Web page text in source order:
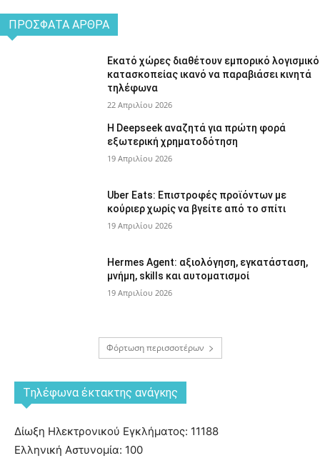
ΠΡΌΣΦΑΤΑ ΆΡΘΡΑ
Εκατό χώρες διαθέτουν εμπορικό λογισμικό
κατασκοπείας ικανό να παραβιάσει κινητά
τηλέφωνα
22 Απριλίου 2026
Η Deepseek αναζητά για πρώτη φορά
εξωτερική χρηματοδότηση
19 Απριλίου 2026
Uber Eats: Επιστροφές προϊόντων με
κούριερ χωρίς να βγείτε από το σπίτι
19 Απριλίου 2026
Hermes Agent: αξιολόγηση, εγκατάσταση,
μνήμη, skills και αυτοματισμοί
19 Απριλίου 2026
Φόρτωση περισσοτέρων
Tηλέφωνα έκτακτης ανάγκης
Δίωξη Ηλεκτρονικού Εγκλήματος: 11188
Ελληνική Αστυνομία: 100